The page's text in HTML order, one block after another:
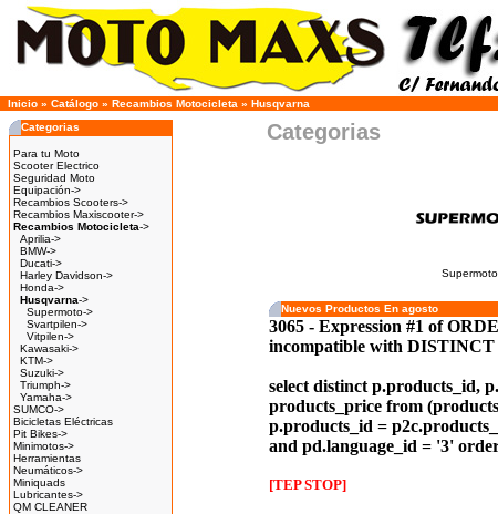
Inicio » Catálogo » Recambios Motocicleta » Husqvarna
Categorias
Para tu Moto
Scooter Electrico
Seguridad Moto
Equipación->
Recambios Scooters->
Recambios Maxiscooter->
Recambios Motocicleta->
Aprilia->
BMW->
Ducati->
Harley Davidson->
Honda->
Husqvarna->
Supermoto->
Svartpilen->
Vitpilen->
Kawasaki->
KTM->
Suzuki->
Triumph->
Yamaha->
SUMCO->
Bicicletas Eléctricas
Pit Bikes->
Minimotos->
Herramientas
Neumáticos->
Miniquads
Lubricantes->
QM CLEANER
Categorias
Supermoto
Nuevos Productos En agosto
3065 - Expression #1 of
incompatible with DISTINCT
select distinct p.products_id,
products_price from
p.products_id =
and pd.language_id = '3'
[TEP STOP]